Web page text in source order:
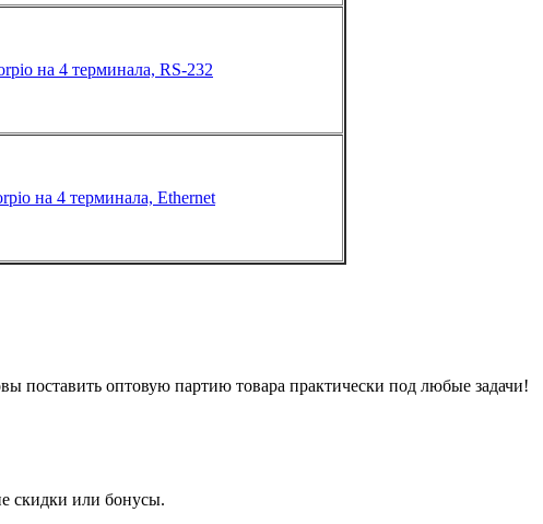
на 4 терминала, RS-232
на 4 терминала, Ethernet
поставить оптовую партию товара практически под любые задачи!
скидки или бонусы.